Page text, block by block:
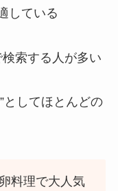
している
索する人が多い
としてほとんどの
料理で大人気